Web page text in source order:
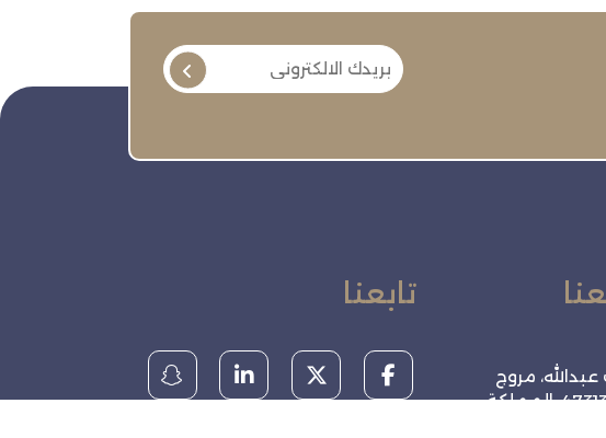
مروج
الأمير، تبوك 47313، المملكة
تابعنا